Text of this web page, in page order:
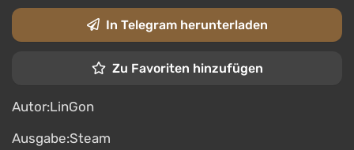
In Telegram herunterladen
Zu Favoriten hinzufügen
Autor:LinGon
Ausgabe:Steam